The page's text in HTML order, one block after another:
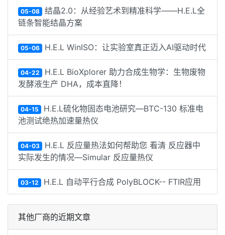
05-08 结晶2.0：从经验艺术到精准科学——H.E.L全
链条智能结晶方案
05-06 H.E.L WinISO：让实验室真正迈入AI驱动时代
04-22 H.E.L BioXplorer 助力合成生物学：生物废物
发酵液生产 DHA，成本直降！
04-15 H.E.L硫化物固态电池研究—BTC-130 标准电
池测试绝热加速量热仪
04-03 H.E.L 反应量热法如何帮助您 看清 反应器中
实际发生的情况—Simular 反应量热仪
03-12 H.E.L 自动平行合成 PolyBLOCK-- FTIR应用
其他厂商的近期文章